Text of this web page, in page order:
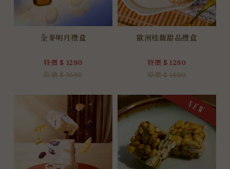
全麥明月禮盒
原價 $ 1680
特價 $ 1280
歐洲桂馥甜品禮盒
原價 $ 1680
特價 $ 1280